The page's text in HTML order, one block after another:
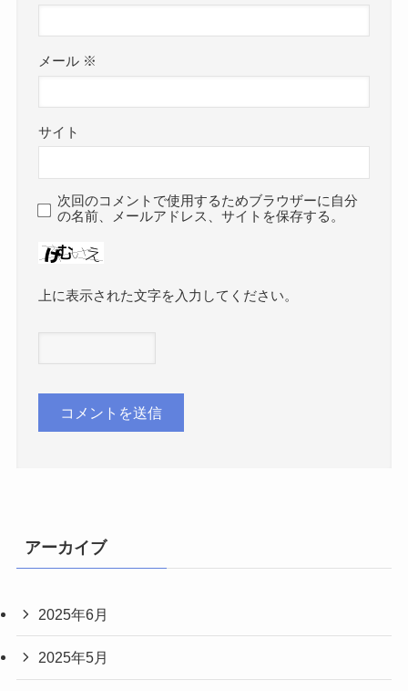
メール ※
サイト
次回のコメントで使用するためブラウザーに自分
の名前、メールアドレス、サイトを保存する。
上に表示された文字を入力してください。
アーカイブ
2025年6月
2025年5月